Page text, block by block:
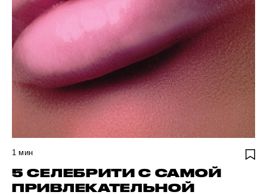
1 мин
5 СЕЛЕБРИТИ С САМОЙ
ПРИВЛЕКАТЕЛЬНОЙ